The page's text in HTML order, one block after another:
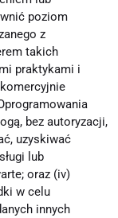
poziom
z
takich
praktykami i
bez autoryzacji,
uzyskiwać
lub
oraz (iv)
w celu
innych